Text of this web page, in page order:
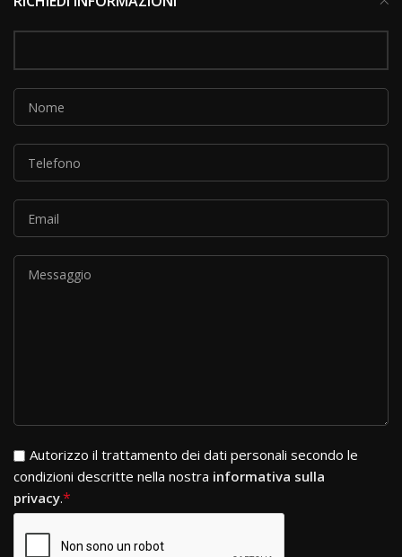
Si prega di lasciare vuoto questo campo.
Autorizzo il trattamento dei dati personali secondo le
condizioni descritte nella nostra informativa sulla
privacy.*